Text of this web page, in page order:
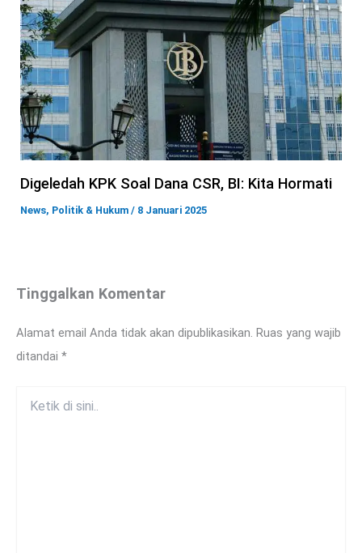
Digeledah KPK Soal Dana CSR, BI: Kita Hormati
News, Politik & Hukum / 8 Januari 2025
Tinggalkan Komentar
Alamat email Anda tidak akan dipublikasikan. Ruas yang wajib
ditandai *